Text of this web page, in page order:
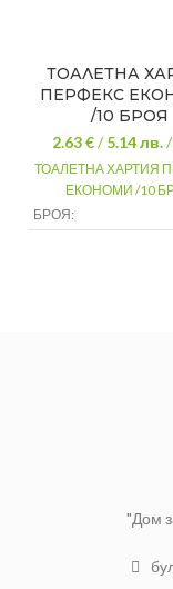
ТОАЛЕТНА
ПЕРФЕКС
/10 БРОЯ
2.63 €/5.14лв.
ТОАЛЕТНА ХАРТИЯ
ЕКОНОМИ /10
БРОЯ:
"Дом